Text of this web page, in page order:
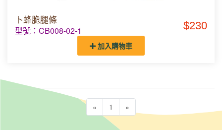
卜蜂脆腿條
型號：CB008-02-1 $230
加入購物車
« 1 »